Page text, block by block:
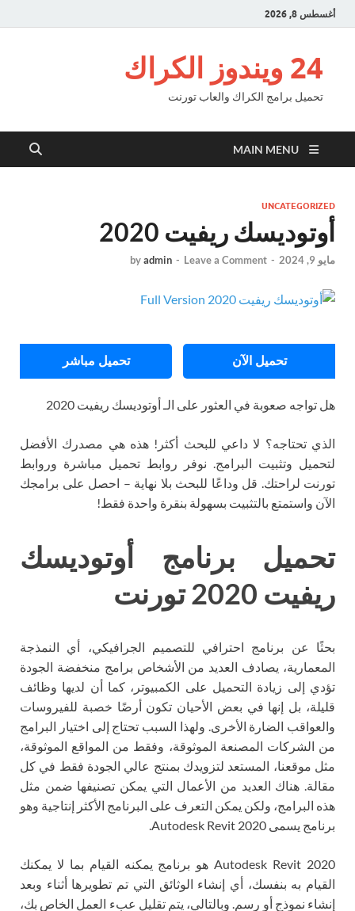
أغسطس 8, 2026
24 ويندوز الكراك
تحميل برامج الكراك والعاب تورنت
MAIN MENU
UNCATEGORIZED
أوتوديسك ريفيت 2020
مايو 9, 2024 -
byadmin - Leave a Comment
تحميل الآن تحميل مباشر
هل تواجه صعوبة في العثور على الـ أوتوديسك ريفيت 2020
الذي تحتاجه؟ لا داعي للبحث أكثر! هذه هي مصدرك الأفضل
لتحميل وتثبيت البرامج. نوفر روابط تحميل مباشرة وروابط
تورنت لراحتك. قل وداعًا للبحث بلا نهاية – احصل على برامجك
الآن واستمتع بالتثبيت بسهولة بنقرة واحدة فقط!
تحميل برنامج أوتوديسك
ريفيت 2020 تورنت
بحثًا عن برنامج احترافي للتصميم الجرافيكي، أي النمذجة
المعمارية، يصادف العديد من الأشخاص برامج منخفضة الجودة
تؤدي إلى زيادة التحميل على الكمبيوتر، كما أن لديها وظائف
قليلة، بل إنها في بعض الأحيان تكون أرضًا خصبة للفيروسات
والعواقب الضارة الأخرى. ولهذا السبب تحتاج إلى اختيار البرامج
من الشركات المصنعة الموثوقة، وفقط من المواقع الموثوقة،
مثل موقعنا، المستعد لتزويدك بمنتج عالي الجودة فقط في كل
مقالة. هناك العديد من الأعمال التي يمكن تصنيفها ضمن مثل
هذه البرامج، ولكن يمكن التعرف على البرنامج الأكثر إنتاجية وهو
برنامج يسمى Autodesk Revit 2020.
Autodesk Revit 2020 هو برنامج يمكنه القيام بما لا يمكنك
القيام به بنفسك، أي إنشاء الوثائق التي تم تطويرها أثناء وبعد
إنشاء نموذج أو رسم. وبالتالي، يتم تقليل عبء العمل الخاص بك،